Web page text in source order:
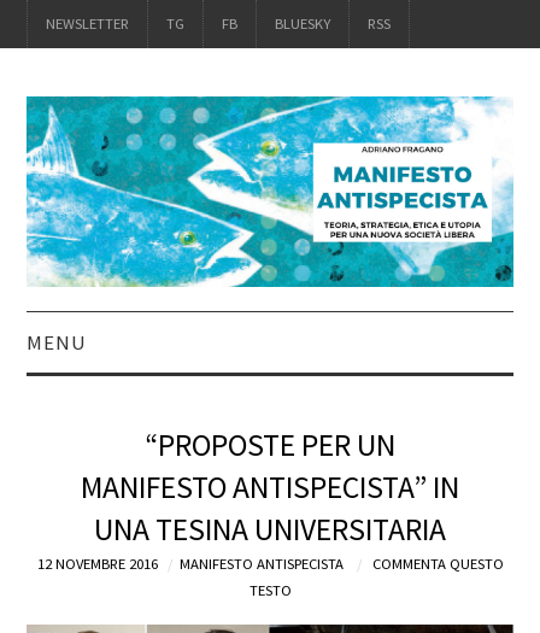
NEWSLETTER TG FB BLUESKY RSS
MENU
ACQUISTALO
“PROPOSTE PER UN
MANIFESTO ANTISPECISTA” IN
UNA TESINA UNIVERSITARIA
12 NOVEMBRE 2016 MANIFESTO ANTISPECISTA
COMMENTA QUESTO
TESTO